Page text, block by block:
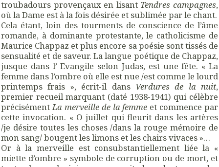
troubadours provençaux en lisant Tendres campagnes,
où la Dame est à la fois désirée et sublimée par le chant.
Cela étant, loin des tourments de conscience de l’âme
romande, à dominante protestante, le catholicisme de
Maurice Chappaz et plus encore sa poésie sont tissés de
sensualité et de saveur. La langue poétique de Chappaz,
jusque dans l’ Evangile selon Judas, est une fête. « La
femme dans l’ombre où elle est nue /est comme le lourd
printemps frais », écrit-il dans Verdures de la nuit,
premier recueil marquant (daté 1938-1941) qui célèbre
précisément La merveille de la femme et commence par
cette invocation. « O juillet qui fleurit dans les artères
/je désire toutes les choses /dans la rouge mémoire de
mon sang/ bougent les limons et les chairs vivaces »…
Or à la merveille est consubstantiellement liée la «
miette d’ombre » symbole de corruption ou de mort, et